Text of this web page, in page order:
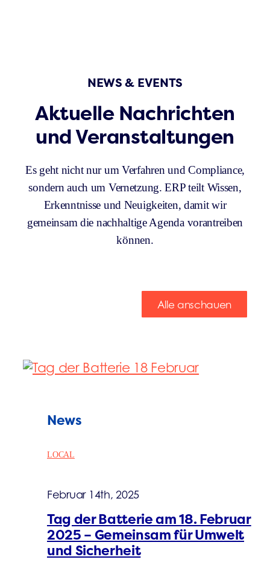
NEWS & EVENTS
Aktuelle Nachrichten
und Veranstaltungen
Es geht nicht nur um Verfahren und Compliance,
sondern auch um Vernetzung. ERP teilt Wissen,
Erkenntnisse und Neuigkeiten, damit wir
gemeinsam die nachhaltige Agenda vorantreiben
können.
Alle anschauen
News
LOCAL
Februar 14th, 2025
Tag der Batterie am 18. Februar
2025 – Gemeinsam für Umwelt
und Sicherheit